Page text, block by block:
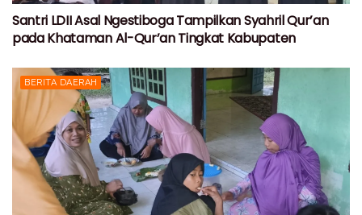
Santri LDII Asal Ngestiboga Tampilkan Syahril Qur’an
pada Khataman Al-Qur’an Tingkat Kabupaten
BERITA DAERAH